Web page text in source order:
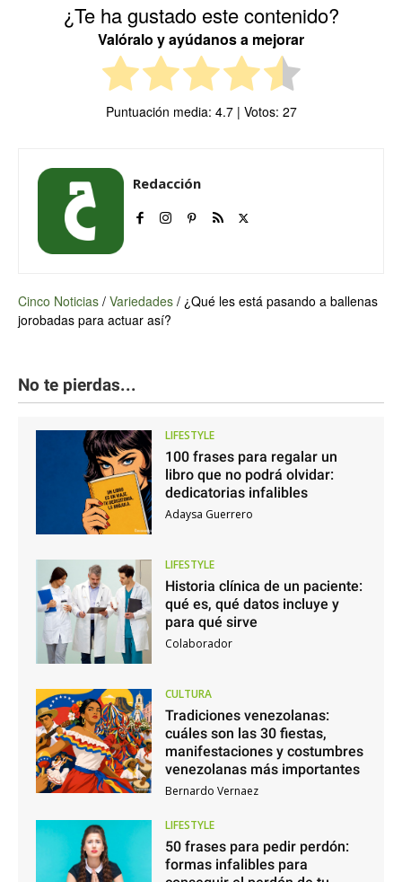
¿Te ha gustado este contenido?
Valóralo y ayúdanos a mejorar
Puntuación media: 4.7| Votos: 27
Redacción
Cinco Noticias / Variedades / ¿Qué les está pasando a ballenas
jorobadas para actuar así?
No te pierdas...
LIFESTYLE
100 frases para regalar un
libro que no podrá olvidar:
dedicatorias infalibles
Adaysa Guerrero
LIFESTYLE
Historia clínica de un paciente:
qué es, qué datos incluye y
para qué sirve
Colaborador
CULTURA
Tradiciones venezolanas:
cuáles son las 30 fiestas,
manifestaciones y costumbres
venezolanas más importantes
Bernardo Vernaez
LIFESTYLE
50 frases para pedir perdón:
formas infalibles para